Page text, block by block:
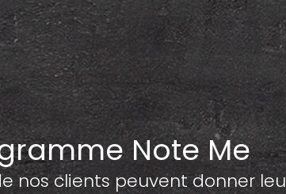
Note Me
nos clients peuvent donner